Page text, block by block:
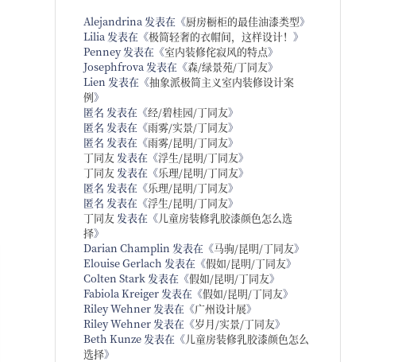
Alejandrina 发表在《厨房橱柜的最佳油漆类型》
Lilia 发表在《极简轻奢的衣帽间，这样设计！ 》
Penney发表在《室内装修侘寂风的特点》
Josephfrova 发表在《森/绿景苑/丁同友》
Lien 发表在《抽象派极简主义室内装修设计案
例》
匿名 发表在《经/碧桂园/丁同友》
匿名 发表在《雨雾/实景/丁同友》
匿名 发表在《雨雾/昆明/丁同友》
丁同友 发表在《浮生/昆明/丁同友》
丁同友 发表在《乐理/昆明/丁同友》
匿名 发表在《乐理/昆明/丁同友》
匿名 发表在《浮生/昆明/丁同友》
丁同友 发表在《儿童房装修乳胶漆颜色怎么选
择》
Darian Champlin 发表在《马驹/昆明/丁同友》
Elouise Gerlach 发表在《假如/昆明/丁同友》
Colten Stark 发表在《假如/昆明/丁同友》
Fabiola Kreiger 发表在《假如/昆明/丁同友》
Riley Wehner 发表在《广州设计展》
Riley Wehner 发表在《岁月/实景/丁同友》
Beth Kunze 发表在《儿童房装修乳胶漆颜色怎么
选择》